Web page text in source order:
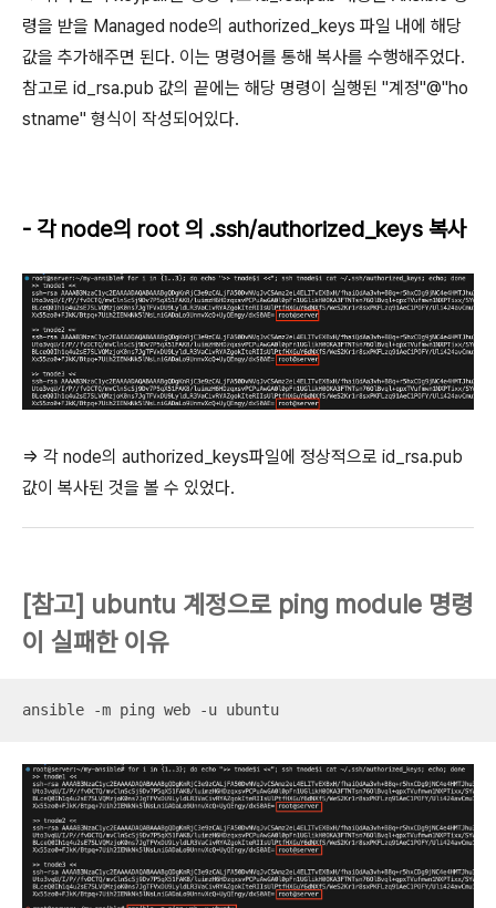
령을 받을 Managed node의 authorized_keys 파일 내에 해당
값을 추가해주면 된다. 이는 명령어를 통해 복사를 수행해주었다.
참고로 id_rsa.pub 값의 끝에는 해당 명령이 실행된 "계정"@"ho
stname" 형식이 작성되어있다.
- 각 node의 root 의 .ssh/authorized_keys 복사
=> 각 node의 authorized_keys파일에 정상적으로 id_rsa.pub
값이 복사된 것을 볼 수 있었다.
[참고] ubuntu 계정으로 ping module 명령
이 실패한 이유
ansible -m ping web -u ubuntu